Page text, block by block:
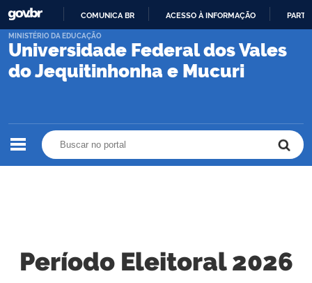
PARA
CONTEÚDO
COMUNICA BR ACESSO À INFORMAÇÃO
Universidade Federal dos Vales
do Jequitinhonha e Mucuri
MINISTÉRIO DA EDUCAÇÃO
Período Eleitoral 2026